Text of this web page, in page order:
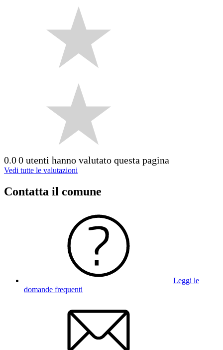
0.00 utenti hanno valutato questa pagina
Vedi tutte le valutazioni
Contatta il comune
Leggi le
domande frequenti